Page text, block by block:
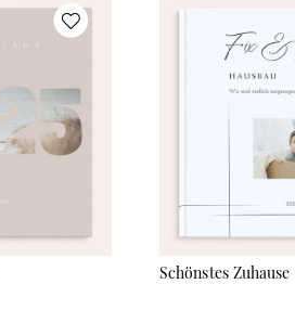
Schönstes Zuhause